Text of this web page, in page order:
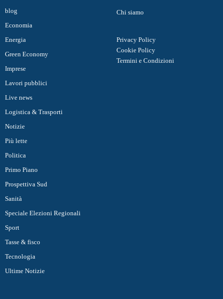
blog
Economia
Energia
Green Economy
Imprese
Lavori pubblici
Live news
Logistica & Trasporti
Notizie
Più lette
Politica
Primo Piano
Prospettiva Sud
Sanità
Speciale Elezioni Regionali
Sport
Tasse & fisco
Tecnologia
Ultime Notizie
Chi siamo
Privacy Policy
Cookie Policy
Termini e Condizioni